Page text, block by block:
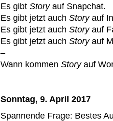
Es gibt Storyauf Snapchat.
Es gibt jetzt auch Storyauf
Es gibt jetzt auch Storyauf
Es gibt jetzt auch Storyauf
–
Wann kommen Storyauf
Sonntag, 9. April 2017
Spannende Frage: Bestes